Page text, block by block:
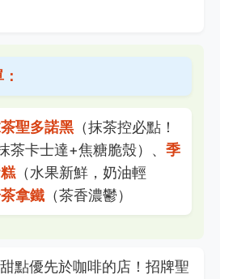
聖多諾黑 （抹茶控必點！
茶卡士達+焦糖脆殼）、 季
（水果新鮮，奶油輕
拿鐵 （茶香濃鬱）
甜點優先於咖啡的店！招牌聖